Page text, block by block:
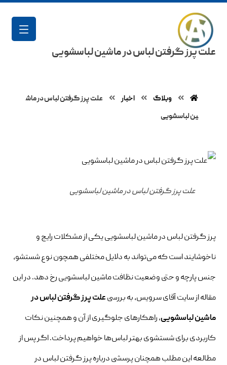
علت پرز گرفتن لباس در ماشین لباسشویی
وبلاگ اخبار
علت پرز گرفتن لباس در ماش
ین لباسشویی
علت پرز گرفتن لباس در ماشین لباسشویی
پرز گرفتن لباس در ماشین لباسشویی یکی از مشکلات رایج و
ناخوشایند است که می‌تواند به دلایل مختلفی همچون نوع شستشو،
جنس پارچه و حتی وضعیت نظافت ماشین لباسشویی رخ دهد. در این
مقاله از سایت آقای سرویس، به بررسیعلت پرز گرفتن لباس در
ماشین لباسشویی، راهکارهای جلوگیری از آن و همچنین نکات
کاربردی برای شستشوی بهتر لباس‌ها خواهیم پرداخت. اگر پس از
مطالعه این مطلب همچنان پرسشی درباره پرز گرفتن لباس در